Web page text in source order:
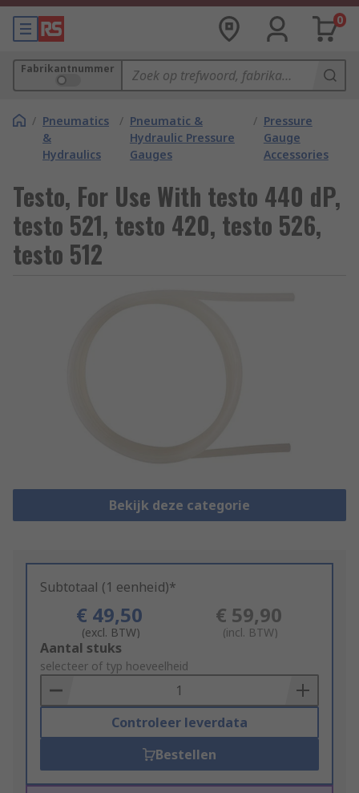
0
Fabrikantnummer
/ Pneumatics
&
Hydraulics
/ Pneumatic &
Hydraulic Pressure
Gauges
/ Pressure
Gauge
Accessories
Testo, For Use With testo 440 dP,
testo 521, testo 420, testo 526,
testo 512
Bekijk deze categorie
Subtotaal (1 eenheid)*
€ 49,50
(excl. BTW)
€ 59,90
(incl. BTW)
Add
to
Basket
Aantal stuks
selecteer of typ hoeveelheid
Controleer leverdata
Bestellen